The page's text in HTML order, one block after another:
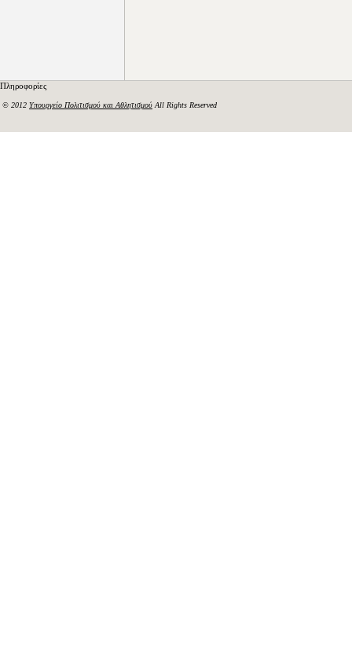
Πληροφορίες
© 2012 Υπουργείο Πολιτισμού και Αθλητισμού All Rights Reserved